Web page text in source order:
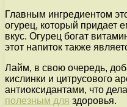
Главным ингредиентом
огурец, который придает
вкус. Огурец богат
этот напиток также
Лайм, в свою очередь,
кислинки и цитрусового
антиоксидантами, что
полезным для здоровья.